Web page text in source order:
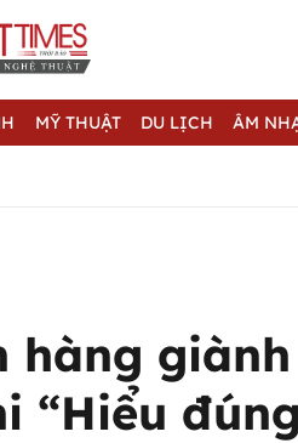
MỸ THUẬT DU LỊCH ÂM
hàng
“Hiểu